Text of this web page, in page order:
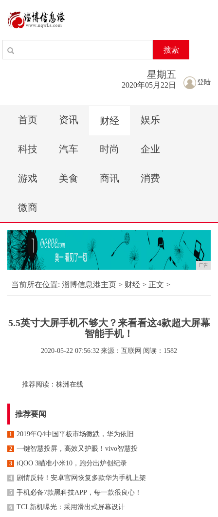
搜索
登陆
星期五
2020年05月22日
首页 资讯 财经 娱乐
科技 汽车 时尚 企业
游戏 美食 商讯 消费
微商
广告
当前所在位置: 淄博信息港主页 > 财经 > 正文 >
5.5英寸大屏手机不够大？来看看这4款超大屏幕
智能手机！
2020-05-22 07:56:32 来源：互联网 阅读：1582
推荐阅读： 株洲在线
推荐要闻
1 2019年Q4中国平板市场微跌，华为依旧
2 一键智慧投屏，高效又护眼！vivo智慧投
3 iQOO 3瞄准小米10，跑分出炉创纪录
4 剧情反转！安卓官网恢复多款华为手机上架
5 手机必备7款黑科技APP，每一款很良心！
6 TCL新机曝光：采用滑出式屏幕设计